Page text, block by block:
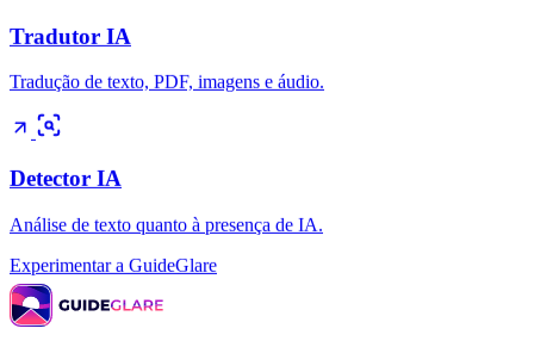
Tradutor IA
Tradução de texto, PDF, imagens e áudio.
Detector IA
Análise de texto quanto à presença de IA.
Experimentar a GuideGlare